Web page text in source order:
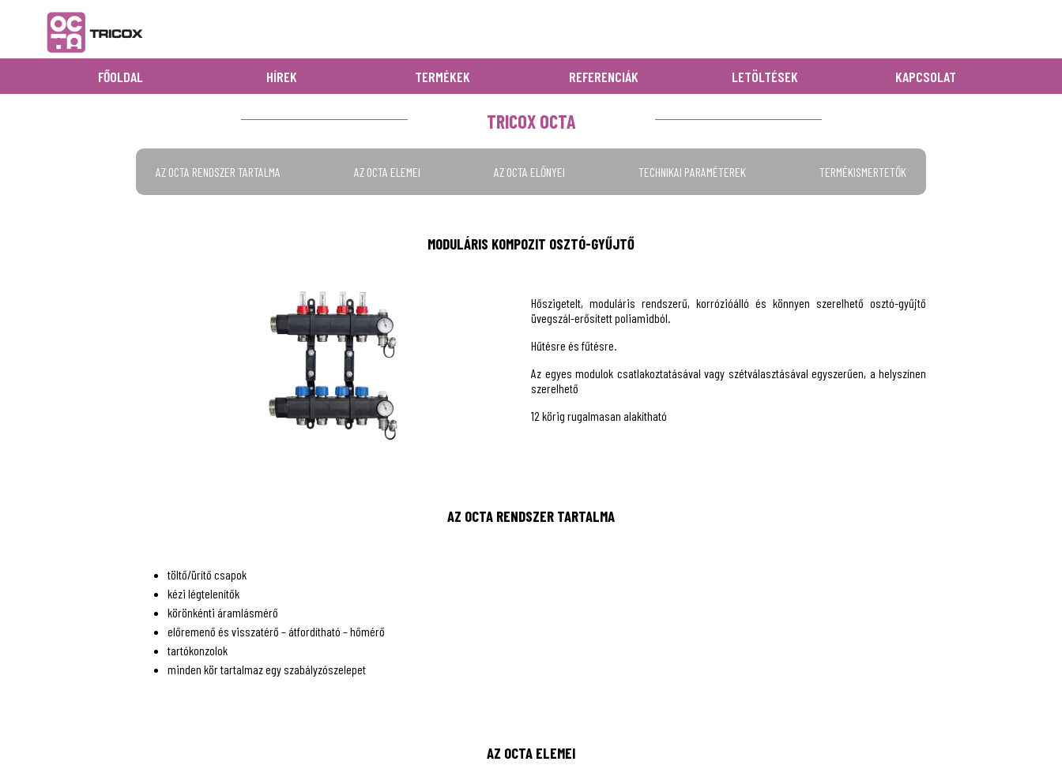
FŐOLDAL HÍREK TERMÉKEK REFERENCIÁK LETÖLTÉSEK KAPCSOLAT
TRICOX OCTA
AZ OCTA RENDSZER TARTALMA AZ OCTA ELEMEI AZ OCTA ELŐNYEI TECHNIKAI PARAMÉTEREK TERMÉKISMERTETŐK
MODULÁRIS KOMPOZIT OSZTÓ-GYŰJTŐ
Hőszigetelt, moduláris rendszerű, korrózióálló és könnyen szerelhető osztó-gyűjtő
üvegszál-erősített poliamidból.
Hűtésre és fűtésre.
Az egyes modulok csatlakoztatásával vagy szétválasztásával egyszerűen, a helyszínen
szerelhető
12 körig rugalmasan alakítható
AZ OCTA RENDSZER TARTALMA
töltő/ürítő csapok
kézi légtelenítők
körönkénti áramlásmérő
előremenő és visszatérő – átfordítható – hőmérő
tartókonzolok
minden kör tartalmaz egy szabályzószelepet
AZ OCTA ELEMEI